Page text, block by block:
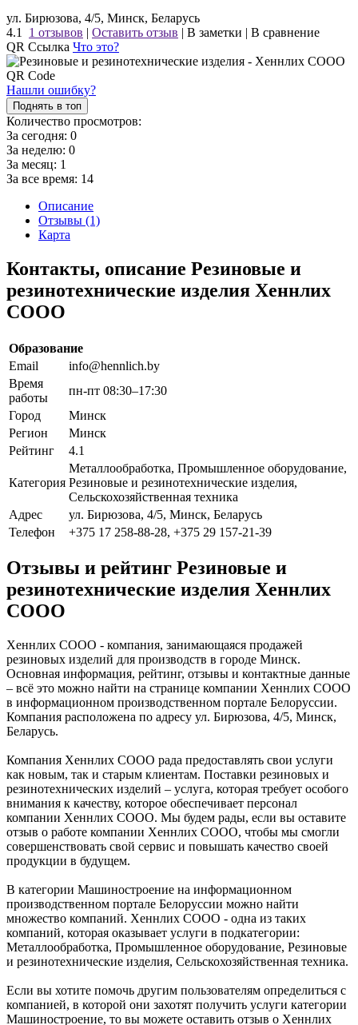
ул. Бирюзова, 4/5, Минск, Беларусь
4.1
1 отзывов | Оставить отзыв | В заметки | В сравнение
QR Ссылка Что это?
Нашли ошибку?
Поднять в топ
Количество просмотров:
За сегодня: 0
За неделю: 0
За месяц: 1
За все время: 14
Описание
Отзывы (1)
Карта
Контакты, описание Резиновые и
резинотехнические изделия Хеннлих
СООО
Образование
Email
info@hennlich.by
Время
работы
пн-пт 08:30–17:30
Город
Минск
Регион
Минск
Рейтинг
4.1
Категория
Металлообработка, Промышленное оборудование,
Резиновые и резинотехнические изделия,
Сельскохозяйственная техника
Адрес
ул. Бирюзова, 4/5, Минск, Беларусь
Телефон
+375 17 258-88-28, +375 29 157-21-39
Отзывы и рейтинг Резиновые и
резинотехнические изделия Хеннлих
СООО
Хеннлих СООО - компания, занимающаяся продажей
резиновых изделий для производств в городе Минск.
Основная информация, рейтинг, отзывы и контактные данные
– всё это можно найти на странице компании Хеннлих СООО
в информационном производственном портале Белоруссии.
Компания расположена по адресу ул. Бирюзова, 4/5, Минск,
Беларусь.
Компания Хеннлих СООО рада предоставлять свои услуги
как новым, так и старым клиентам. Поставки резиновых и
резинотехнических изделий – услуга, которая требует особого
внимания к качеству, которое обеспечивает персонал
компании Хеннлих СООО. Мы будем рады, если вы оставите
отзыв о работе компании Хеннлих СООО, чтобы мы смогли
совершенствовать свой сервис и повышать качество своей
продукции в будущем.
В категории Машиностроение на информационном
производственном портале Белоруссии можно найти
множество компаний. Хеннлих СООО - одна из таких
компаний, которая оказывает услуги в подкатегории:
Металлообработка, Промышленное оборудование, Резиновые
и резинотехнические изделия, Сельскохозяйственная техника.
Если вы хотите помочь другим пользователям определиться с
компанией, в которой они захотят получить услуги категории
Машиностроение, то вы можете оставить отзыв о Хеннлих